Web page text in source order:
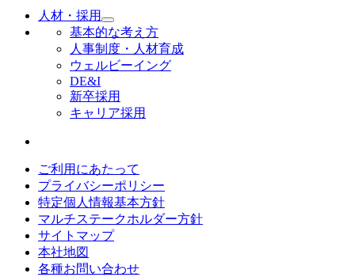
人材・採用
基本的な考え方
人事制度・人材育成
ウェルビーイング
DE&I
新卒採用
キャリア採用
ご利用にあたって
プライバシーポリシー
特定個人情報基本方針
マルチステークホルダー方針
サイトマップ
本社地図
各種お問い合わせ